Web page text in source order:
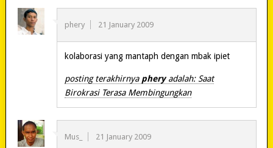
phery 21 January 2009
kolaborasi yang mantaph dengan mbak ipiet
posting terakhirnya pheryadalah: Saat
Birokrasi Terasa Membingungkan
Mus_ 21 January 2009